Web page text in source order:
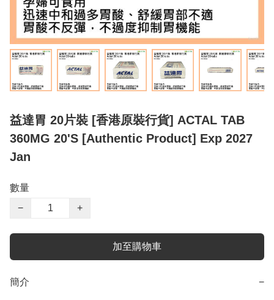
益達胃 20片裝 [香港原裝行貨] ACTAL TAB
360MG 20'S [Authentic Product] Exp 2027
Jan
數量
−
+
加至購物車
簡介 −